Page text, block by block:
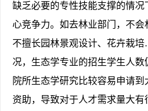
缺乏必要的专性技能支撑的情
心竞争力。如去林业部门，不会
不擅长园林景观设计、花卉栽
况，生态学专业的招生学生人
院所生态学研究比较容易申请
资助，导致对于人才需求量大